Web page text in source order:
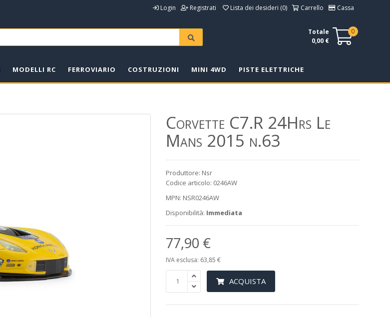
Login Registrati Lista dei desideri (0) Carrello Cassa
0
Totale
0,00 €
MODELLI RC FERROVIARIO COSTRUZIONI MINI 4WD PISTE ELETTRICHE
Corvette C7.R 24Hrs Le
Mans 2015 n.63
Produttore: Nsr
Codice articolo: 0246AW
MPN: NSR0246AW
Disponibilità: Immediata
77,90 €
IVA esclusa: 63,85 €
ACQUISTA